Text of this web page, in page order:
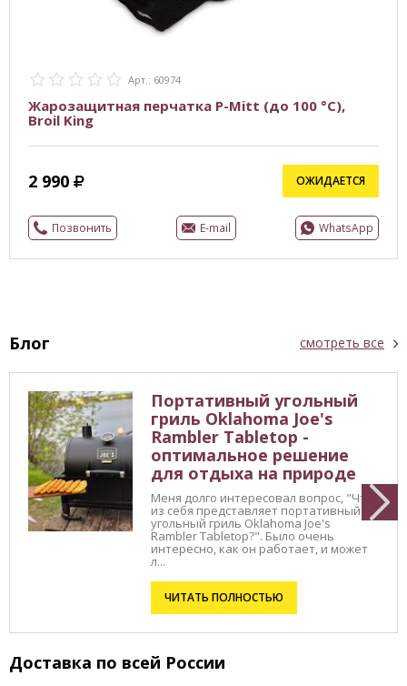
Арт.: 60974
Жарозащитная перчатка P-Mitt (до 100 °C),
Broil King
2 990 ОЖИДАЕТСЯ
Позвонить E-mail WhatsApp
Блог смотреть все
Портативный угольный
гриль Oklahoma Joe's
Rambler Tabletop -
оптимальное решение
для отдыха на природе
Меня долго интересовал вопрос, "Что
из себя представляет портативный
угольный гриль Oklahoma Joe's
Rambler Tabletop?". Было очень
интересно, как он работает, и может
л...
ЧИТАТЬ ПОЛНОСТЬЮ
Доставка по всей России